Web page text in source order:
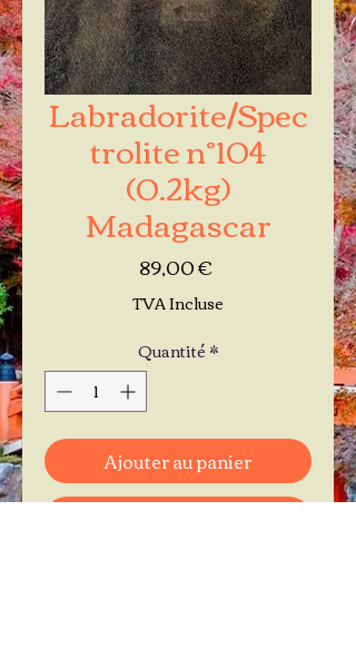
Labradorite/Spec
trolite n°104
(0.2kg)
Madagascar
89,00 €Prix
TVA Incluse
Quantité*
Ajouter au panier